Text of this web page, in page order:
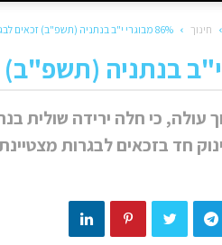
חינוך 86% מבוגרי י"ב בנתניה (תשפ"ב) זכאים לבגרות
עולה, כי חלה ירידה שולית
חד בזכאים לבגרות